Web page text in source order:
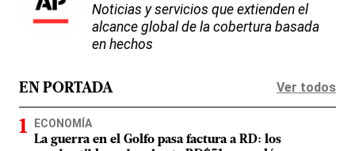
Noticias y servicios que extienden el
alcance global de la cobertura basada
en hechos
EN PORTADA Ver todos
ECONOMÍA
La guerra en el Golfo pasa factura a RD: los